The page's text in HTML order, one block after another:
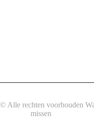
Alle rechten voorhouden
missen